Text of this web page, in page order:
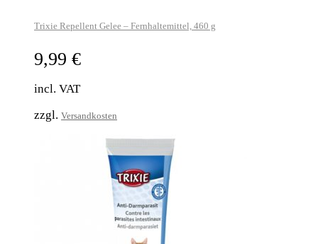
Trixie Repellent Gelee – Fernhaltemittel, 460 g
9,99 €
incl. VAT
zzgl. Versandkosten